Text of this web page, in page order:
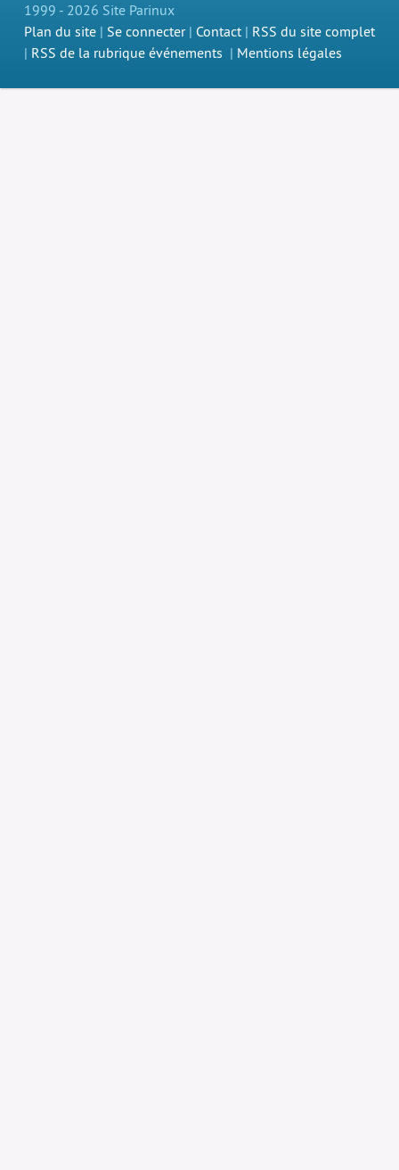
1999 - 2026 Site Parinux
Plan du site | Se connecter| Contact | RSS du site complet
| RSS de la rubrique événements | Mentions légales